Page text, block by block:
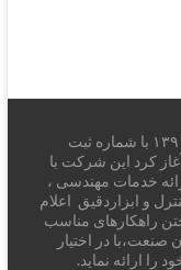
شرکت مهندسی رسا سیستم مهرگان در سال ۱۳۹۰ با شماره ثبت
کرد این شرکت با
خدمات مهندسی ،
و ابزاردقیق اعلام
راهکارهای مناسب
در اختیار
ارائه نماید.